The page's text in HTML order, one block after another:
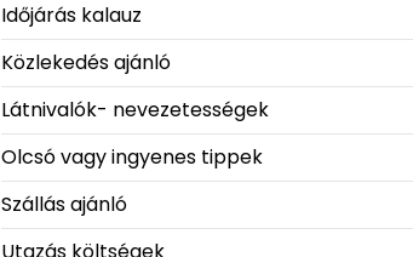
Időjárás kalauz
Közlekedés ajánló
Látnivalók- nevezetességek
Olcsó vagy ingyenes tippek
Szállás ajánló